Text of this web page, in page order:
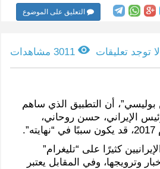
التعليق على الموضوع
لا توجد تعليقات 3011 مشاهدات
بوليسي”، أن التطبيق الذي ساهم
الإيراني، حسن روحاني،
كثيرًا على “تليغرام”
وترويجها، وفي المقابل يعتبر